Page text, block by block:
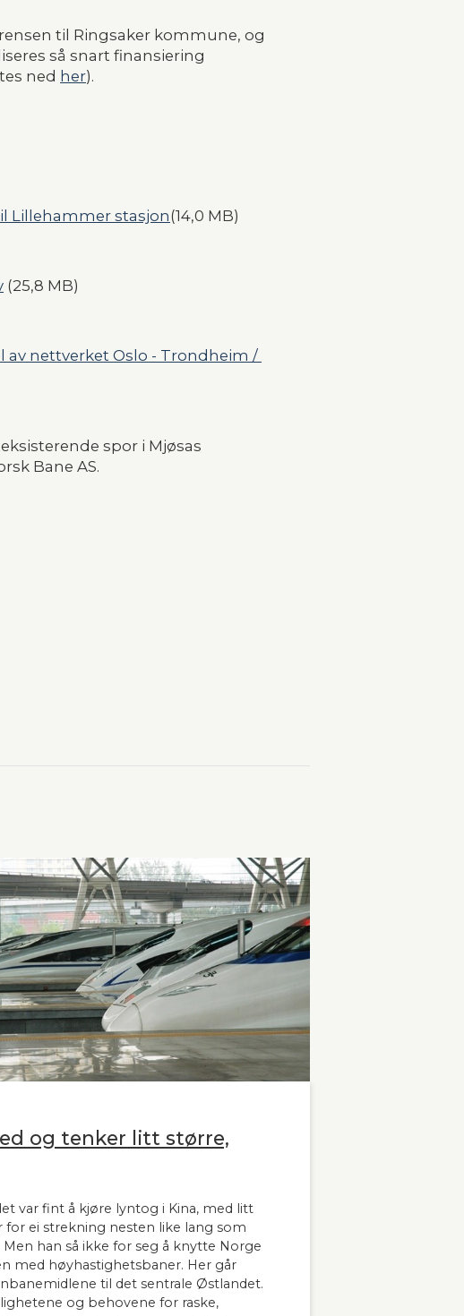
til Ringsaker kommune, og
så snart finansiering
ned her).
Lillehammer stasjon(14,0 MB)
(25,8 MB)
av nettverket Oslo - Trondheim /
spor i Mjøsas
Bane AS.
og tenker litt større,
var fint å kjøre lyntog i Kina, med litt
for ei strekning nesten like lang som
Men han så ikke for seg å knytte Norge
med høyhastighetsbaner. Her går
til det sentrale Østlandet.
og behovene for raske,